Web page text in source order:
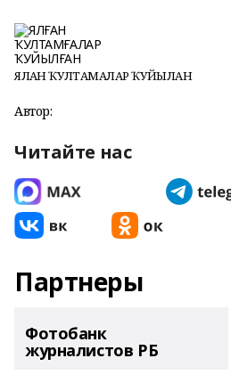
ЯЛҒАН ҠУЛТАМҒАЛАР ҠУЙЫЛҒАН
Автор:
Читайте нас
Партнеры
Фотобанк
журналистов РБ